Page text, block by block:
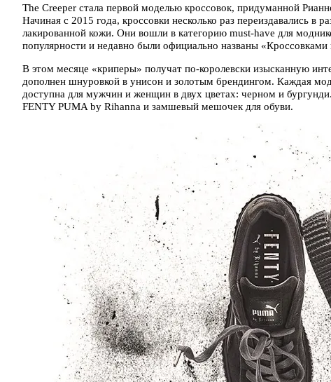
The Creeper стала первой моделью кроссовок, придуманной
Начиная с 2015 года, кроссовки несколько раз переиздавались в
лакированной кожи. Они вошли в категорию must-have для
популярности и недавно были официально названы «Кроссовками
В этом месяце «криперы» получат по-королевски изысканную
дополнен шнуровкой в унисон и золотым брендингом. Каждая
доступна для мужчин и женщин в двух цветах: черном и
FENTY PUMA by Rihanna и замшевый мешочек для обуви.